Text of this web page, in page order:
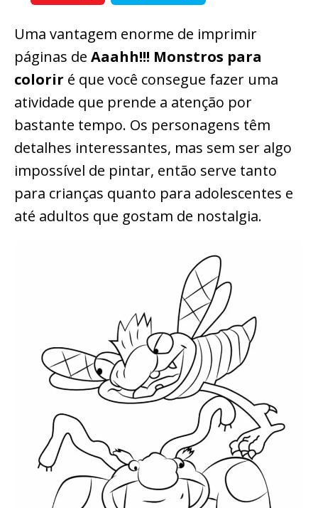
Uma vantagem enorme de imprimir
páginas de Aaahh!!! Monstros para
colorir é que você consegue fazer uma
atividade que prende a atenção por
bastante tempo. Os personagens têm
detalhes interessantes, mas sem ser algo
impossível de pintar, então serve tanto
para crianças quanto para adolescentes e
até adultos que gostam de nostalgia.